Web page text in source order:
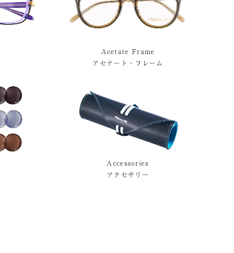
Acetate Frame
アセテート・フレーム
Accessories
アクセサリー